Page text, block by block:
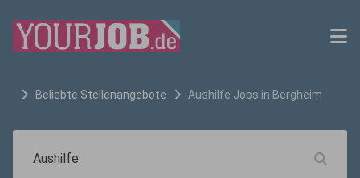
Beliebte Stellenangebote Aushilfe Jobs in Bergheim